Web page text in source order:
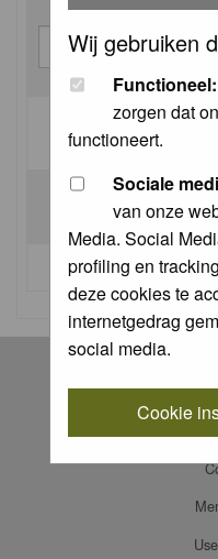
Wij gebruiken
Functioneel:
zorgen dat
functioneert.
Sociale
van onze
Media. Social
profiling en
deze cookies te
internetgedrag
social media.
Cookie
Log me on
I forgot my